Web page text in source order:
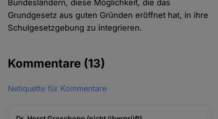
Bundesländern, diese Möglichkeit, die das
Grundgesetz aus guten Gründen eröffnet hat, in ihre
Schulgesetzgebung zu integrieren.
Kommentare (13)
Netiquette für Kommentare